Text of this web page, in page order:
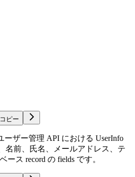
ピー
ーザー管理 API における UserInfo
名前、氏名、メールアドレス、テ
ス record の fields です。